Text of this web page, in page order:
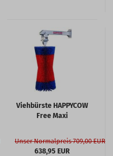
Viehbürste HAPPYCOW
Free Maxi
Unser Normalpreis 709,00 EUR
638,95 EUR